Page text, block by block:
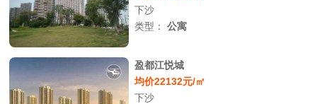
下沙
类型：公寓
盈都江悦城
均价22132元/㎡
下沙